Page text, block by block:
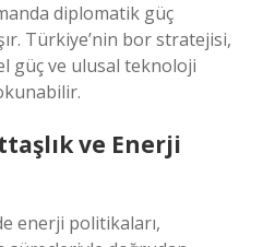
diplomatik güç
Türkiye’nin bor stratejisi,
güç ve ulusal teknoloji
ve Enerji
enerji politikaları,